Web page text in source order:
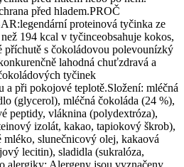
před hladem.PROČ
proteinová tyčinka ze
194 kcal v tyčinceobsahuje kokos,
příchutě s čokoládovou polevounízký
lahodná chuťzdravá a
tyčinek
a při pokojové teplotě.Složení: mléčná
(glycerol), mléčná čokoláda (24 %),
peptidy, vláknina (polydextróza),
izolát, kakao, tapiokový škrob),
mléko, slunečnicový olej, kakaová
lecitin), sladidla (sukralóza,
alergiky: Alergeny jsou vyznačeny